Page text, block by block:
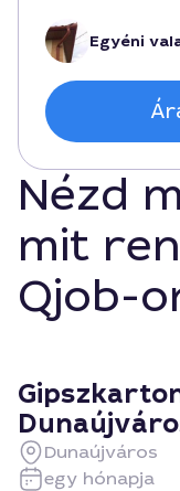
Egyéni
Nézd
mit
Qjob-
Dunaújváros
egy hónapja